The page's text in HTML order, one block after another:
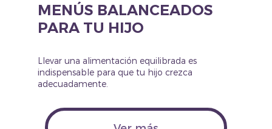
MENÚS BALANCEADOS
PARA TU HIJO
Llevar una alimentación equilibrada es
indispensable para que tu hijo crezca
adecuadamente.